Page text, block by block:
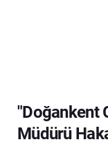
"Doğankent
Müdürü